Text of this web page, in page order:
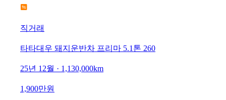
직거래
타타대우 돼지운반차 프리마 5.1톤 260
25년 12월 · 1,130,000km
1,900만원